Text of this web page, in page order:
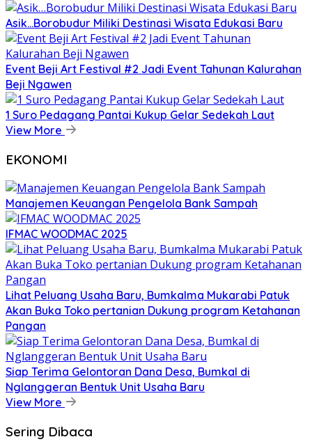
Asik…Borobudur Miliki Destinasi Wisata Edukasi Baru
Event Beji Art Festival #2 Jadi Event Tahunan Kalurahan
Beji Ngawen
1 Suro Pedagang Pantai Kukup Gelar Sedekah Laut
View More
EKONOMI
Manajemen Keuangan Pengelola Bank Sampah
IFMAC WOODMAC 2025
Lihat Peluang Usaha Baru, Bumkalma Mukarabi Patuk
Akan Buka Toko pertanian Dukung program Ketahanan
Pangan
Siap Terima Gelontoran Dana Desa, Bumkal di
Nglanggeran Bentuk Unit Usaha Baru
View More
Sering Dibaca